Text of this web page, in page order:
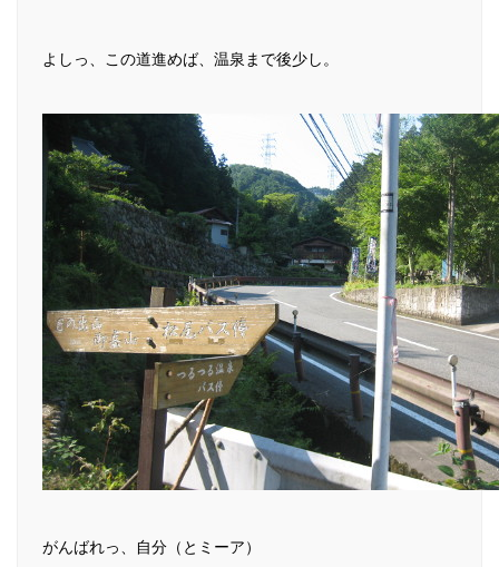
よしっ、この道進めば、温泉まで後少し。
がんばれっ、自分（とミーア）